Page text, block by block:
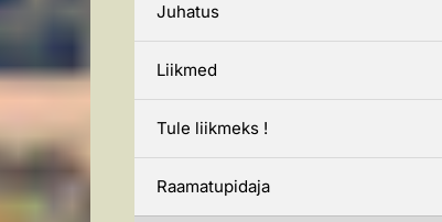
Juhatus
Liikmed
Tule liikmeks !
Raamatupidaja